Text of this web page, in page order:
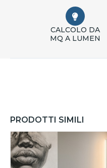
CALCOLO DA
MQ A LUMEN
PRODOTTI SIMILI